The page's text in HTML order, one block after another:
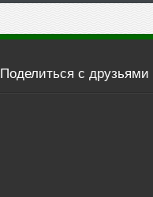
Поделиться с друзьями